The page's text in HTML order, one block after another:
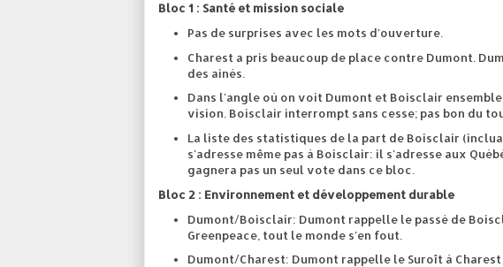
Bloc 1 : Santé et mission sociale
Pas de surprises avec les mots d'ouverture.
Charest a pris beaucoup de place contre Dumont.
des ainés.
Dans l'angle où on voit Dumont et Boisclair
vision. Boisclair interrompt sans cesse; pas bon du
La liste des statistiques de la part de Boisclair
s'adresse même pas à Boisclair: il s'adresse aux
gagnera pas un seul vote dans ce bloc.
Bloc 2 : Environnement et développement durable
Dumont/Boisclair: Dumont rappelle le passé de
Greenpeace, tout le monde s'en fout.
Dumont/Charest: Dumont rappelle le Suroît à